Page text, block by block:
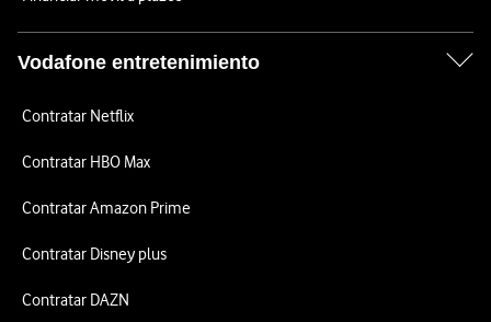
Vodafone entretenimiento
Contratar Netflix
Contratar HBO Max
Contratar Amazon Prime
Contratar Disney plus
Contratar DAZN